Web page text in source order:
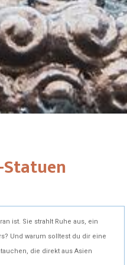
ist. Sie strahlt Ruhe aus, ein
Und warum solltest du dir eine
die direkt aus Asien